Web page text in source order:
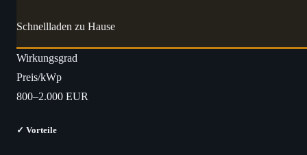
Schnellladen zu Hause
Wirkungsgrad
Preis/kWp
800–2.000 EUR
✓ Vorteile